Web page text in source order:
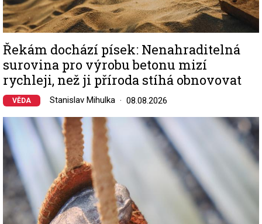
Řekám dochází písek: Nenahraditelná
surovina pro výrobu betonu mizí
rychleji, než ji příroda stíhá obnovovat
VĚDA Stanislav Mihulka 08.08.2026
Image